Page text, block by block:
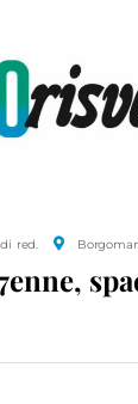
di red.